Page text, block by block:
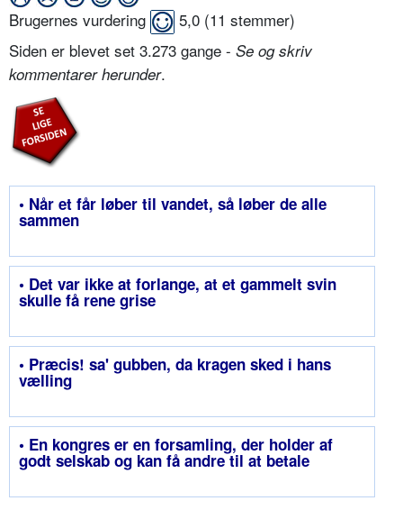
Brugernes vurdering 5,0 (11 stemmer)
Siden er blevet set 3.273 gange - Se og skriv
kommentarer herunder.
• Når et får løber til vandet, så løber de alle
sammen
• Det var ikke at forlange, at et gammelt svin
skulle få rene grise
• Præcis! sa' gubben, da kragen sked i hans
vælling
• En kongres er en forsamling, der holder af
godt selskab og kan få andre til at betale